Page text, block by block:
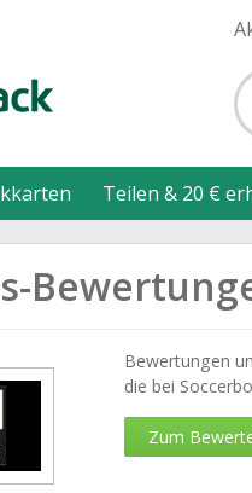
Teilen & 20 €
Bewertungen
die bei
Zum